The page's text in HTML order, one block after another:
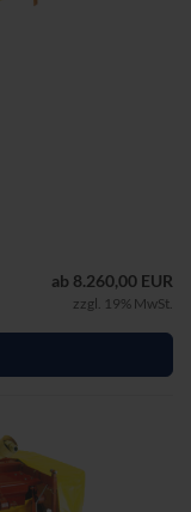
ab 8.260,00 EUR
zzgl. 19% MwSt.